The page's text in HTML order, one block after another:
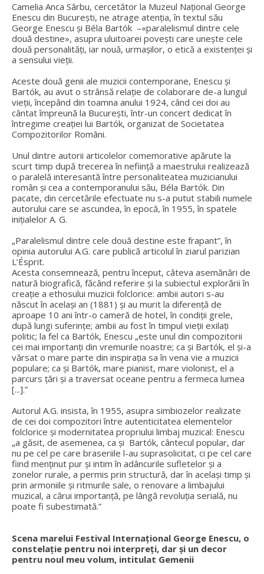
Camelia Anca Sârbu, cercetător la Muzeul Național George
Enescu din București, ne atrage atenția, în textul său
George Enescu și Béla Bartók –«paralelismul dintre cele
două destine», asupra uluitoarei povești care unește cele
două personalități, iar nouă, urmașilor, o etică a existenței și
a sensului vieții.
Aceste două genii ale muzicii contemporane, Enescu şi
Bartók, au avut o strânsă relaţie de colaborare de-a lungul
vieţii, începând din toamna anului 1924, când cei doi au
cântat împreună la Bucureşti, într-un concert dedicat în
întregime creaţiei lui Bartók, organizat de Societatea
Compozitorilor Români.
Unul dintre autorii articolelor comemorative apărute la
scurt timp după trecerea în nefiinţă a maestrului realizează
o paralelă interesantă între personaliteatea muzicianului
român şi cea a contemporanului său, Béla Bartók. Din
pacate, din cercetările efectuate nu s-a putut stabili numele
autorului care se ascundea, în epocă, în 1955, în spatele
iniţialelor A. G.
„Paralelismul dintre cele două destine este frapant”, în
opinia autorului A.G. care publică articolul în ziarul parizian
L’Ésprit.
Acesta consemnează, pentru început, câteva asemănări de
natură biografică, făcând referire şi la subiectul explorării în
creaţie a ethosului muzicii folclorice: ambii autori s-au
născut în acelaşi an (1881) şi au murit la diferenţă de
aproape 10 ani într-o cameră de hotel, în condiții grele,
după lungi suferințe; ambii au fost în timpul vieții exilați
politic; la fel ca Bartók, Enescu „este unul din compozitorii
cei mai importanți din vremurile noastre; ca și Bartók, el și-a
vărsat o mare parte din inspirația sa în vena vie a muzicii
populare; ca și Bartók, mare pianist, mare violonist, el a
parcurs țări și a traversat oceane pentru a fermeca lumea
[...].”
Autorul A.G. insista, în 1955, asupra simbiozelor realizate
de cei doi compozitori între autenticitatea elementelor
folclorice şi modernitatea propriului limbaj muzical: Enescu
„a găsit, de asemenea, ca și Bartók, cântecul popular, dar
nu pe cel pe care braseriile l-au suprasolicitat, ci pe cel care
fiind menținut pur și intim în adâncurile sufletelor și a
zonelor rurale, a permis prin structură, dar în același timp și
prin armoniile și ritmurile sale, o renovare a limbajului
muzical, a cărui importanță, pe lângă revoluția serială, nu
poate fi subestimată.”
Scena marelui Festival Internațional George Enescu, o
constelație pentru noi interpreți, dar și un decor
pentru noul meu volum, intitulat Gemenii